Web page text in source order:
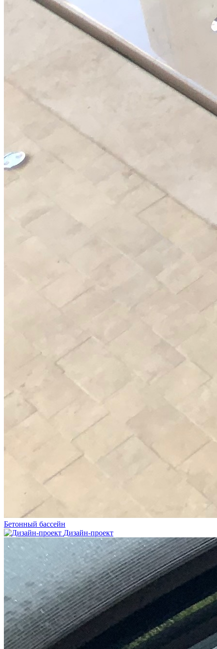
Бетонный бассейн
Дизайн-проект